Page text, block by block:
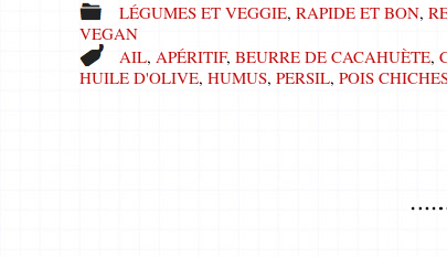
LÉGUMES ET VEGGIE, RAPIDE ET BON,
VEGAN
AIL, APÉRITIF, BEURRE DE CACAHUÈTE,
HUILE D'OLIVE, HUMUS, PERSIL, POIS